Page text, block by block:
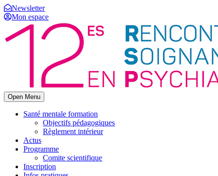
Newsletter
Mon espace
Open Menu
Santé mentale formation
Objectifs pédagogiques
Règlement intérieur
Actus
Programme
Comite scientifique
Inscription